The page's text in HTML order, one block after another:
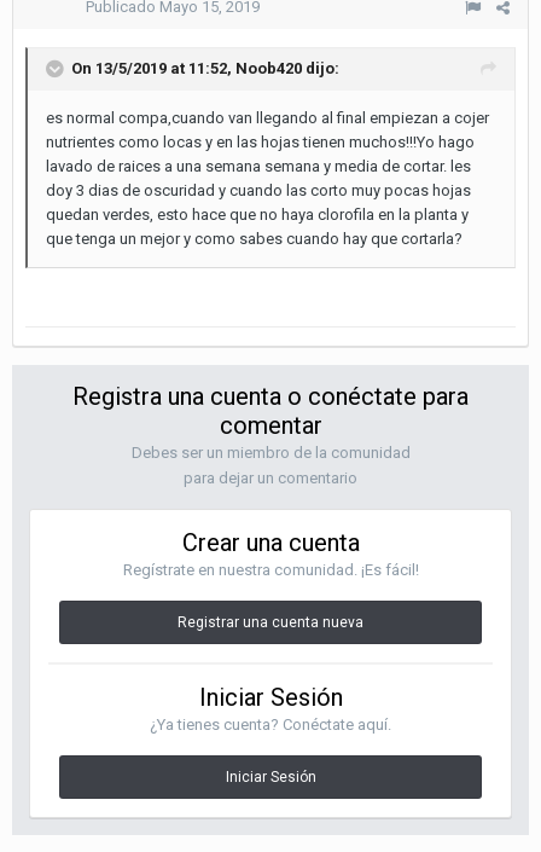
Publicado Mayo 15, 2019
On 13/5/2019 at 11:52, Noob420 dijo:
es normal compa,cuando van llegando al final empiezan a cojer
nutrientes como locas y en las hojas tienen muchos!!!Yo hago
lavado de raices a una semana semana y media de cortar. les
doy 3 dias de oscuridad y cuando las corto muy pocas hojas
quedan verdes, esto hace que no haya clorofila en la planta y
que tenga un mejor y como sabes cuando hay que cortarla?
Registra una cuenta o conéctate para
comentar
Debes ser un miembro de la comunidad
para dejar un comentario
Crear una cuenta
Regístrate en nuestra comunidad. ¡Es fácil!
Registrar una cuenta nueva
Iniciar Sesión
¿Ya tienes cuenta? Conéctate aquí.
Iniciar Sesión